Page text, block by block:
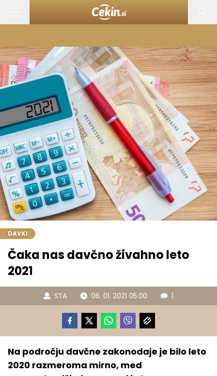
DAVKI
Čaka nas davčno živahno leto
2021
STA 06. 01. 2021 05.00 1
Na področju davčne zakonodaje je bilo leto
2020 razmeroma mirno, med